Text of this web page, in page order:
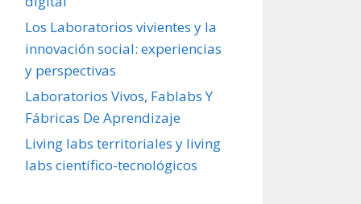
Los Laboratorios vivientes y la
innovación social: experiencias
y perspectivas
Laboratorios Vivos, Fablabs Y
Fábricas De Aprendizaje
Living labs territoriales y living
labs científico-tecnológicos